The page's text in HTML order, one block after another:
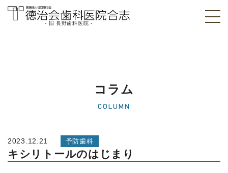
医院]｜熊本県合志
- 旧 長野歯科医院 -
コラム
COLUMN
2023.12.21 予防歯科
キシリトールのはじまり